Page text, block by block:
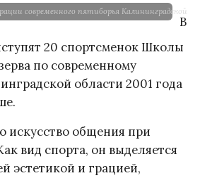
современного пятиборья Калининградской
В
20 спортсменок Школы
по современному
области 2001 года
искусство общения при
вид спорта, он выделяется
эcтетикой и грацией,